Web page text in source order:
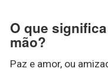
O que
mão?
Paz e amor, ou